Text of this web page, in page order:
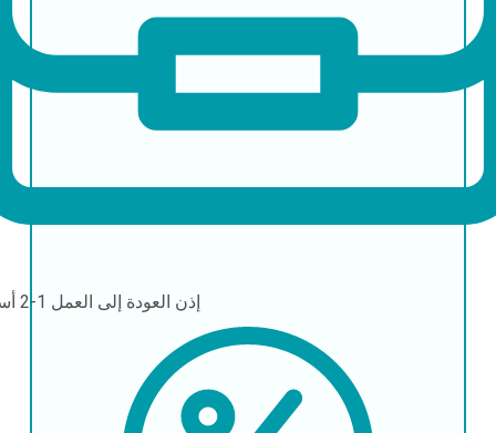
إذن العودة إلى العمل 1-2 أسابيع